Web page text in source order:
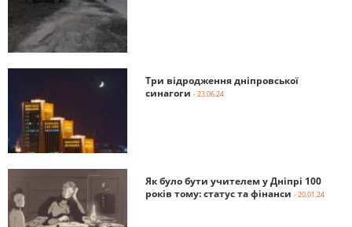
Три відродження дніпровської
синагоги - 23.06.24
Як було бути учителем у Дніпрі 100
років тому: статус та фінанси - 20.01.24